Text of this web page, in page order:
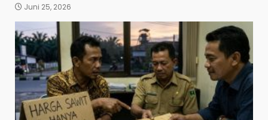
Juni 25, 2026